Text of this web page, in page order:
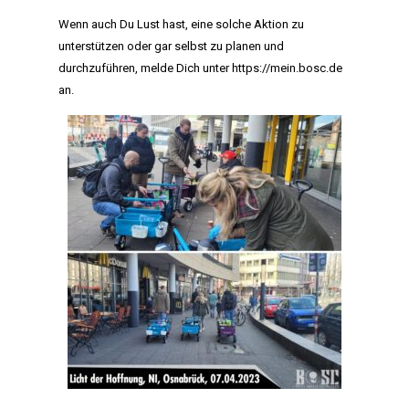
Wenn auch Du Lust hast, eine solche Aktion zu
unterstützen oder gar selbst zu planen und
durchzuführen, melde Dich unter https://mein.bosc.de
an.
MANIFEST
AKTIVITÄTEN
CLUB
TEAM
SHOP